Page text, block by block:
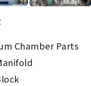
Chamber Parts